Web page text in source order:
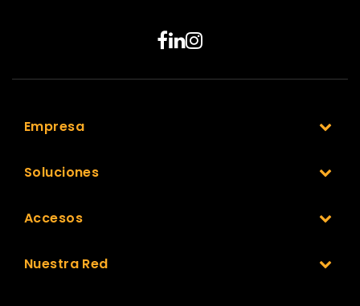
Empresa
Soluciones
Accesos
Nuestra Red